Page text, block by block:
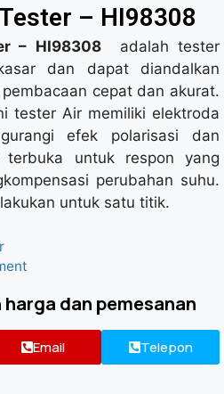
– HI98308
– HI98308 adalah tester
dan dapat diandalkan
pembacaan cepat dan akurat.
tester Air memiliki elektroda
efek polarisasi dan
terbuka untuk respon yang
perubahan suhu.
untuk satu titik.
dan pemesanan
Email Telepon